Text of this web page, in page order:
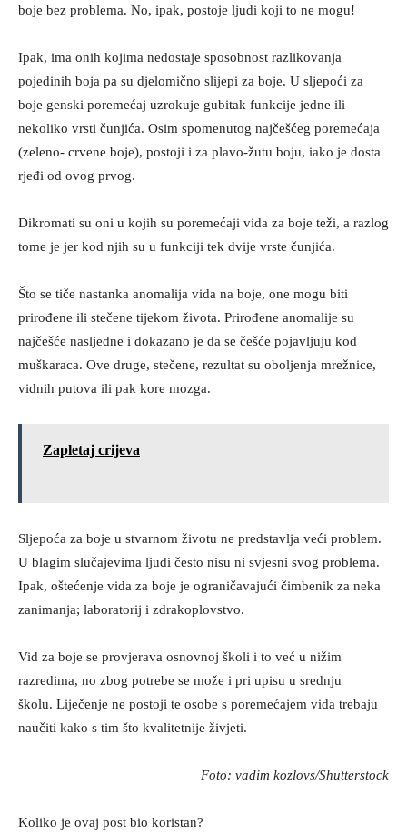
boje bez problema. No, ipak, postoje ljudi koji to ne mogu!
Ipak, ima onih kojima nedostaje sposobnost razlikovanja
pojedinih boja pa su djelomično slijepi za boje. U sljepoći za
boje genski poremećaj uzrokuje gubitak funkcije jedne ili
nekoliko vrsti čunjića. Osim spomenutog najčešćeg poremećaja
(zeleno- crvene boje), postoji i za plavo-žutu boju, iako je dosta
rjeđi od ovog prvog.
Dikromati su oni u kojih su poremećaji vida za boje teži, a razlog
tome je jer kod njih su u funkciji tek dvije vrste čunjića.
Što se tiče nastanka anomalija vida na boje, one mogu biti
prirođene ili stečene tijekom života. Prirođene anomalije su
najčešće nasljedne i dokazano je da se češće pojavljuju kod
muškaraca. Ove druge, stečene, rezultat su oboljenja mrežnice,
vidnih putova ili pak kore mozga.
Zapletaj crijeva
Sljepoća za boje u stvarnom životu ne predstavlja veći problem.
U blagim slučajevima ljudi često nisu ni svjesni svog problema.
Ipak, oštećenje vida za boje je ograničavajući čimbenik za neka
zanimanja; laboratorij i zdrakoplovstvo.
Vid za boje se provjerava osnovnoj školi i to već u nižim
razredima, no zbog potrebe se može i pri upisu u srednju
školu. Liječenje ne postoji te osobe s poremećajem vida trebaju
naučiti kako s tim što kvalitetnije živjeti.
Foto: vadim kozlovs/Shutterstock
Koliko je ovaj post bio koristan?